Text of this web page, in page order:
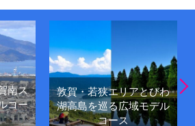
南ス
コー
敦賀・若狭エリアとびわ
湖高島を巡る広域モデル
コース